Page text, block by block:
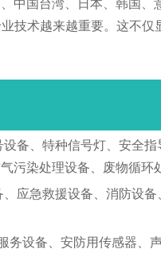
中国台湾、日本、韩国、
技术越来越重要。这不仅
备、特种信号灯、安全
污染处理设备、废物循环
应急救援设备、消防设备
设备、安防用传感器、